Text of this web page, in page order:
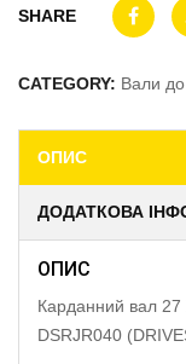
SHARE
CATEGORY: Вали до
ОПИС
ДОДАТКОВА
ОПИС
Карданний вал
DSRJR040